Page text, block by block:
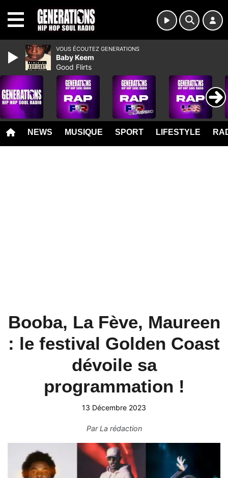
NEWS MUSIQUE SPORT LIFESTYLE
Booba, La Fève, Maureen
: le festival Golden Coast
dévoile sa
programmation !
13 Décembre 2023
ParLa rédaction
VOUS ÉCOUTEZ GENERATIONS
Baby Keem
Good Flirts